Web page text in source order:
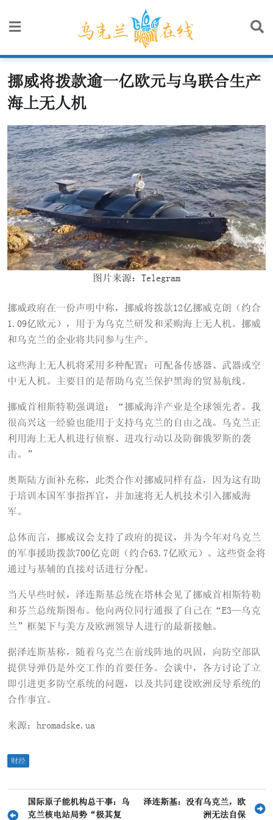
挪威将拨款逾一亿欧元与乌联合生产
海上无人机
图片来源：Telegram
挪威政府在一份声明中称，挪威将拨款12亿挪威克朗（约合
1.09亿欧元），用于为乌克兰研发和采购海上无人机。挪威
和乌克兰的企业将共同参与生产。
这些海上无人机将采用多种配置：可配备传感器、武器或空
中无人机。主要目的是帮助乌克兰保护黑海的贸易航线。
挪威首相斯特勒强调道：“挪威海洋产业是全球领先者。我
很高兴这一经验也能用于支持乌克兰的自由之战。乌克兰正
利用海上无人机进行侦察、进攻行动以及防御俄罗斯的袭
击。”
奥斯陆方面补充称，此类合作对挪威同样有益，因为这有助
于培训本国军事指挥官，并加速将无人机技术引入挪威海
军。
总体而言，挪威议会支持了政府的提议，并为今年对乌克兰
的军事援助拨款700亿克朗（约合63.7亿欧元）。这些资金将
通过与基辅的直接对话进行分配。
当天早些时候，泽连斯基总统在塔林会见了挪威首相斯特勒
和芬兰总统斯图布。他向两位同行通报了自己在“E3—乌克
兰”框架下与美方及欧洲领导人进行的最新接触。
据泽连斯基称，随着乌克兰在前线阵地的巩固，向防空部队
提供导弹仍是外交工作的首要任务。会谈中，各方讨论了立
即引进更多防空系统的问题，以及共同建设欧洲反导系统的
合作事宜。
来源：hromadske.ua
财经
国际原子能机构总干事：乌
克兰核电站局势“极其复
泽连斯基：没有乌克兰，欧
洲无法自保